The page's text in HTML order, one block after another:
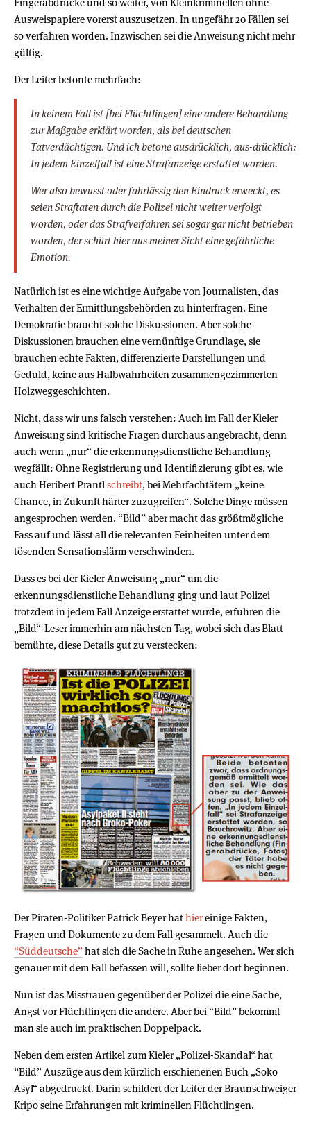
Ausweispapiere vorerst auszusetzen. In ungefähr 20 Fällen sei
so verfahren worden. Inzwischen sei die Anweisung nicht mehr
gültig.
Der Leiter betonte mehrfach:
In keinem Fall ist [bei Flüchtlingen] eine andere Behandlung
zur Maßgabe erklärt worden, als bei deutschen
Tatverdächtigen. Und ich betone ausdrücklich, aus-drücklich:
In jedem Einzelfall ist eine Strafanzeige erstattet worden.
Wer also bewusst oder fahrlässig den Eindruck erweckt, es
seien Straftaten durch die Polizei nicht weiter verfolgt
worden, oder das Strafverfahren sei sogar gar nicht betrieben
worden, der schürt hier aus meiner Sicht eine gefährliche
Emotion.
Natürlich ist es eine wichtige Aufgabe von Journalisten, das
Verhalten der Ermittlungsbehörden zu hinterfragen. Eine
Demokratie braucht solche Diskussionen. Aber solche
Diskussionen brauchen eine vernünftige Grundlage, sie
brauchen echte Fakten, differenzierte Darstellungen und
Geduld, keine aus Halbwahrheiten zusammengezimmerten
Holzweggeschichten.
Nicht, dass wir uns falsch verstehen: Auch im Fall der Kieler
Anweisung sind kritische Fragen durchaus angebracht, denn
auch wenn „nur“ die erkennungsdienstliche Behandlung
wegfällt: Ohne Registrierung und Identifizierung gibt es, wie
auch Heribert Prantl schreibt, bei Mehrfachtätern „keine
Chance, in Zukunft härter zuzugreifen“. Solche Dinge müssen
angesprochen werden. “Bild” aber macht das größtmögliche
Fass auf und lässt all die relevanten Feinheiten unter dem
tösenden Sensationslärm verschwinden.
Dass es bei der Kieler Anweisung „nur“ um die
erkennungsdienstliche Behandlung ging und laut Polizei
trotzdem in jedem Fall Anzeige erstattet wurde, erfuhren die
„Bild“-Leser immerhin am nächsten Tag, wobei sich das Blatt
bemühte, diese Details gut zu verstecken:
Der Piraten-Politiker Patrick Beyer hathiereinige Fakten,
Fragen und Dokumente zu dem Fall gesammelt. Auch die
“Süddeutsche”hat sich die Sache in Ruhe angesehen. Wer sich
genauer mit dem Fall befassen will, sollte lieber dort beginnen.
Nun ist das Misstrauen gegenüber der Polizei die eine Sache,
Angst vor Flüchtlingen die andere. Aber bei “Bild” bekommt
man sie auch im praktischen Doppelpack.
Neben dem ersten Artikel zum Kieler „Polizei-Skandal“ hat
“Bild” Auszüge aus dem kürzlich erschienenen Buch „Soko
Asyl“ abgedruckt. Darin schildert der Leiter der Braunschweiger
Kripo seine Erfahrungen mit kriminellen Flüchtlingen.